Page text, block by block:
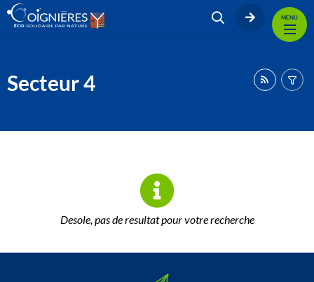
MENU
Secteur 4
Desole, pas de resultat pour votre recherche